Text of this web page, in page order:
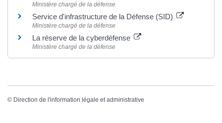
Ministère chargé de la défense
Service d'infrastructure de la Défense (SID)
Ministère chargé de la défense
La réserve de la cyberdéfense
Ministère chargé de la défense
© Direction de l'information légale et administrative